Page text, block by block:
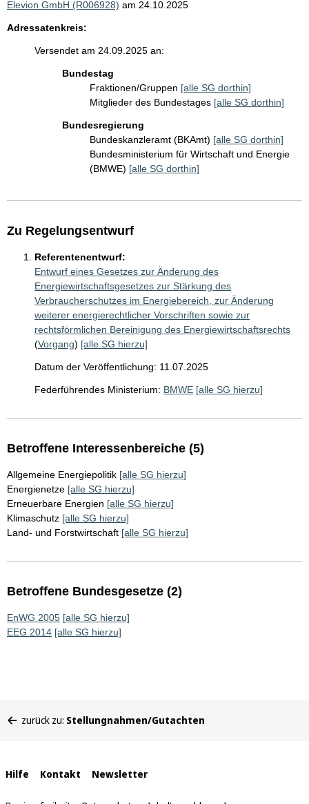
Elevion GmbH (R006928) am 24.10.2025
Adressatenkreis:
Versendet am 24.09.2025 an:
Bundestag
Fraktionen/Gruppen [alle SG dorthin]
Mitglieder des Bundestages [alle SG dorthin]
Bundesregierung
Bundeskanzleramt (BKAmt) [alle SG dorthin]
Bundesministerium für Wirtschaft und Energie
(BMWE) [alle SG dorthin]
Zu Regelungsentwurf
Referentenentwurf:
Entwurf eines Gesetzes zur Änderung des
Energiewirtschaftsgesetzes zur Stärkung des
Verbraucherschutzes im Energiebereich, zur Änderung
weiterer energierechtlicher Vorschriften sowie zur
rechtsförmlichen Bereinigung des Energiewirtschaftsrechts
(Vorgang) [alle SG hierzu]
Datum der Veröffentlichung: 11.07.2025
Federführendes Ministerium: BMWE [alle SG hierzu]
Betroffene Interessenbereiche (5)
Allgemeine Energiepolitik [alle SG hierzu]
Energienetze [alle SG hierzu]
Erneuerbare Energien [alle SG hierzu]
Klimaschutz [alle SG hierzu]
Land- und Forstwirtschaft [alle SG hierzu]
Betroffene Bundesgesetze (2)
EnWG 2005 [alle SG hierzu]
EEG 2014 [alle SG hierzu]
befinden
zurück zu: Stellungnahmen/Gutachten
Interne
Links
Hilfe Kontakt Newsletter